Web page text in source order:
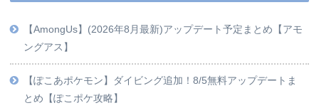
【AmongUs】(2026年8月最新)アップデート予定まとめ【アモ
ングアス】
【ぽこあポケモン】ダイビング追加！8/5無料アップデートま
とめ【ぽこポケ攻略】